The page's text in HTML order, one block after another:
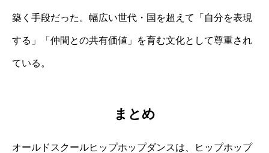
築く手段だった。幅広い世代・国を超えて「自分を表現
する」「仲間との共有価値」を育む文化として尊重され
ている。
まとめ
オールドスクールヒップホップダンスは、ヒップホップ